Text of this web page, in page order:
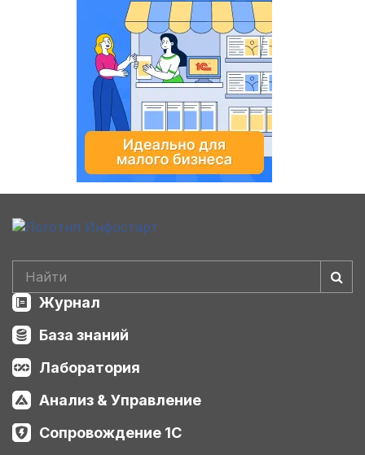
Журнал
База знаний
Лаборатория
Анализ & Управление
Сопровождение 1С